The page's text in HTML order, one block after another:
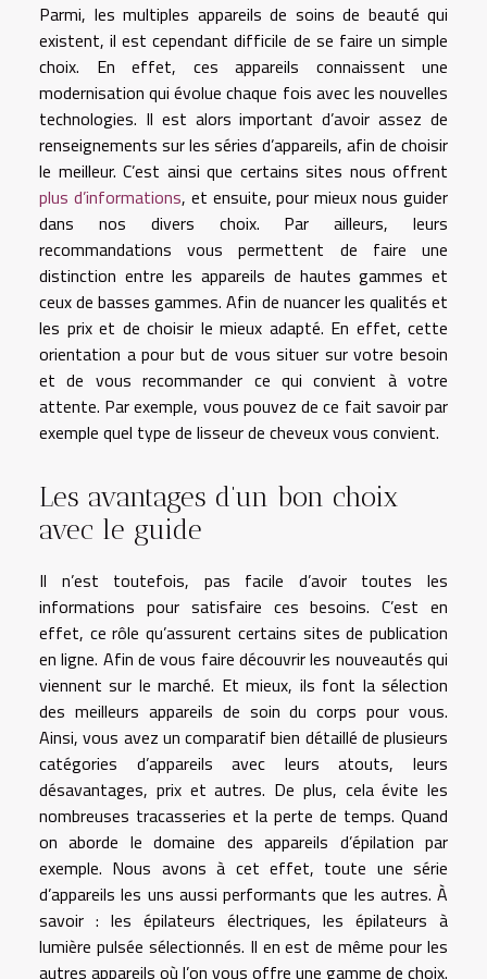
Parmi, les multiples appareils de soins de beauté qui
existent, il est cependant difficile de se faire un simple
choix. En effet, ces appareils connaissent une
modernisation qui évolue chaque fois avec les nouvelles
technologies. Il est alors important d’avoir assez de
renseignements sur les séries d’appareils, afin de choisir
le meilleur. C’est ainsi que certains sites nous offrent
plus d’informations, et ensuite, pour mieux nous guider
dans nos divers choix. Par ailleurs, leurs
recommandations vous permettent de faire une
distinction entre les appareils de hautes gammes et
ceux de basses gammes. Afin de nuancer les qualités et
les prix et de choisir le mieux adapté. En effet, cette
orientation a pour but de vous situer sur votre besoin
et de vous recommander ce qui convient à votre
attente. Par exemple, vous pouvez de ce fait savoir par
exemple quel type de lisseur de cheveux vous convient.
Les avantages d’un bon choix
avec le guide
Il n’est toutefois, pas facile d’avoir toutes les
informations pour satisfaire ces besoins. C’est en
effet, ce rôle qu’assurent certains sites de publication
en ligne. Afin de vous faire découvrir les nouveautés qui
viennent sur le marché. Et mieux, ils font la sélection
des meilleurs appareils de soin du corps pour vous.
Ainsi, vous avez un comparatif bien détaillé de plusieurs
catégories d’appareils avec leurs atouts, leurs
désavantages, prix et autres. De plus, cela évite les
nombreuses tracasseries et la perte de temps. Quand
on aborde le domaine des appareils d’épilation par
exemple. Nous avons à cet effet, toute une série
d’appareils les uns aussi performants que les autres. À
savoir : les épilateurs électriques, les épilateurs à
lumière pulsée sélectionnés. Il en est de même pour les
autres appareils où l’on vous offre une gamme de choix.